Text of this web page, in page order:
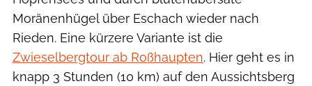
Moränenhügel über Eschach wieder nach
Rieden. Eine kürzere Variante ist die
Zwieselbergtour ab Roßhaupten. Hier geht es in
knapp 3 Stunden (10 km) auf den Aussichtsberg